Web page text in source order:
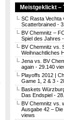
Meistgeklickt –
SC Rasta Vechta
Scatterbrained -
BV Chemnitz –
Spiel des Jahres
BV Chemnitz vs.
Weihnachtliches
Jena vs. BV
again - 29.140
Playoffs 2012 |
Game 1, 2 & 3 -
Baskets
Das Endspiel -
BV Chemnitz vs.
Ausgabe 42 –
views